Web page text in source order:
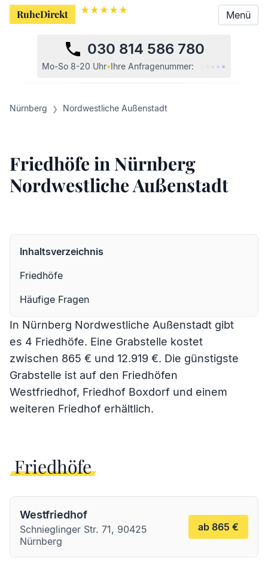
RuheDirekt Menü
030 814 586 780
Mo-So 8-20 Uhr•Ihre Anfragenummer: • •
Nürnberg Nordwestliche Außenstadt
Friedhöfe in Nürnberg
Nordwestliche Außenstadt
In Nürnberg Nordwestliche Außenstadt gibt
es 4 Friedhöfe. Eine Grabstelle kostet
zwischen 865 € und 12.919 €. Die günstigste
Grabstelle ist auf den Friedhöfen
Westfriedhof, Friedhof Boxdorf und einem
weiteren Friedhof erhältlich.
Friedhöfe
Westfriedhof
Schnieglinger Str. 71, 90425
Nürnberg
ab 865 €
Inhaltsverzeichnis
Friedhöfe
Häufige Fragen